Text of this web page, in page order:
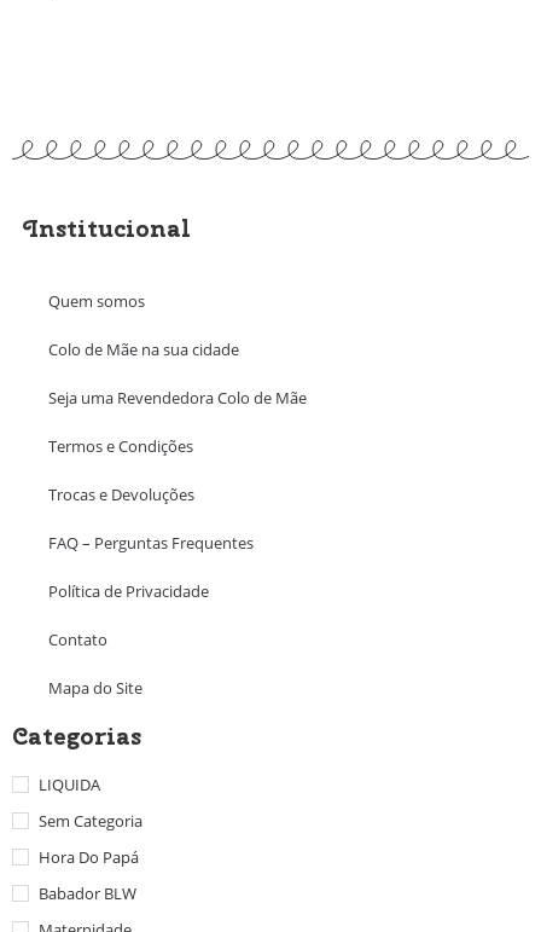
Institucional
Quem somos
Colo de Mãe na sua cidade
Seja uma Revendedora Colo de Mãe
Termos e Condições
Trocas e Devoluções
FAQ – Perguntas Frequentes
Política de Privacidade
Contato
Mapa do Site
Categorias
LIQUIDA
Sem Categoria
Hora Do Papá
Babador BLW